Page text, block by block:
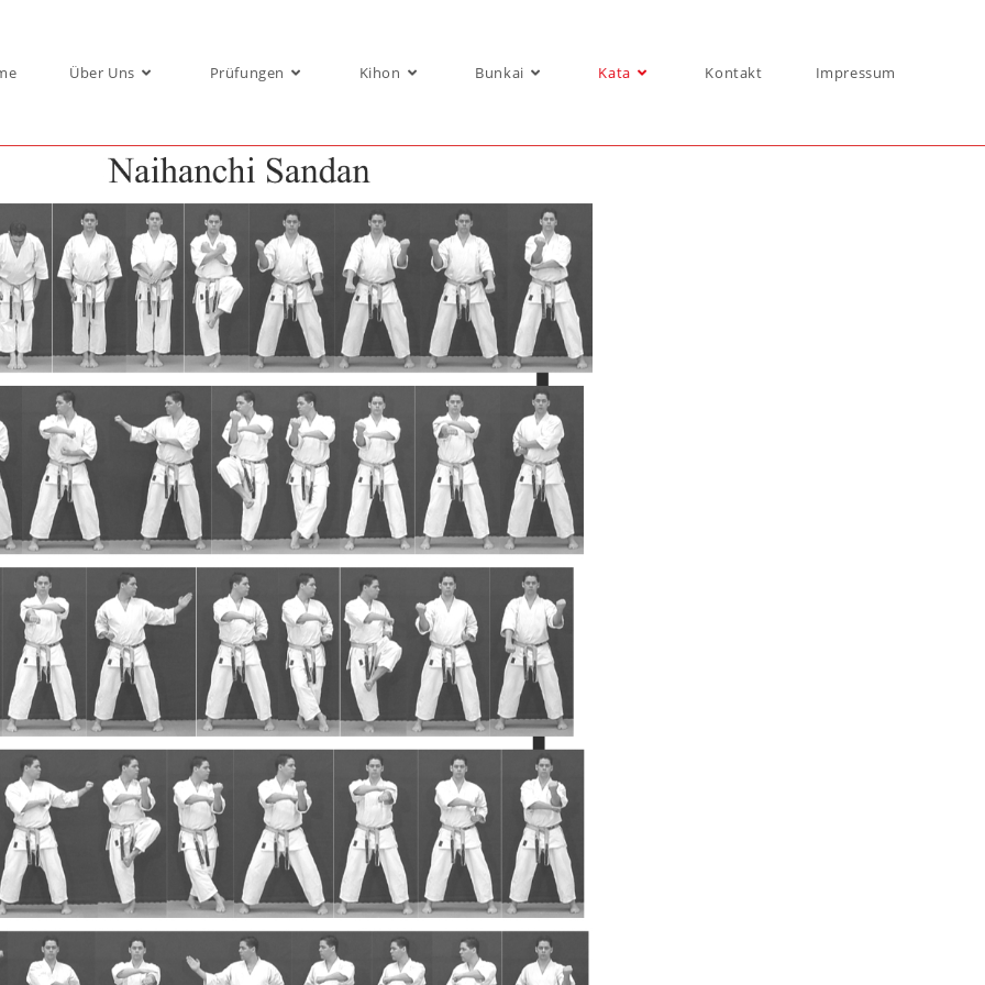
Über Uns Prüfungen Kihon Bunkai Kata Kontakt Impressum